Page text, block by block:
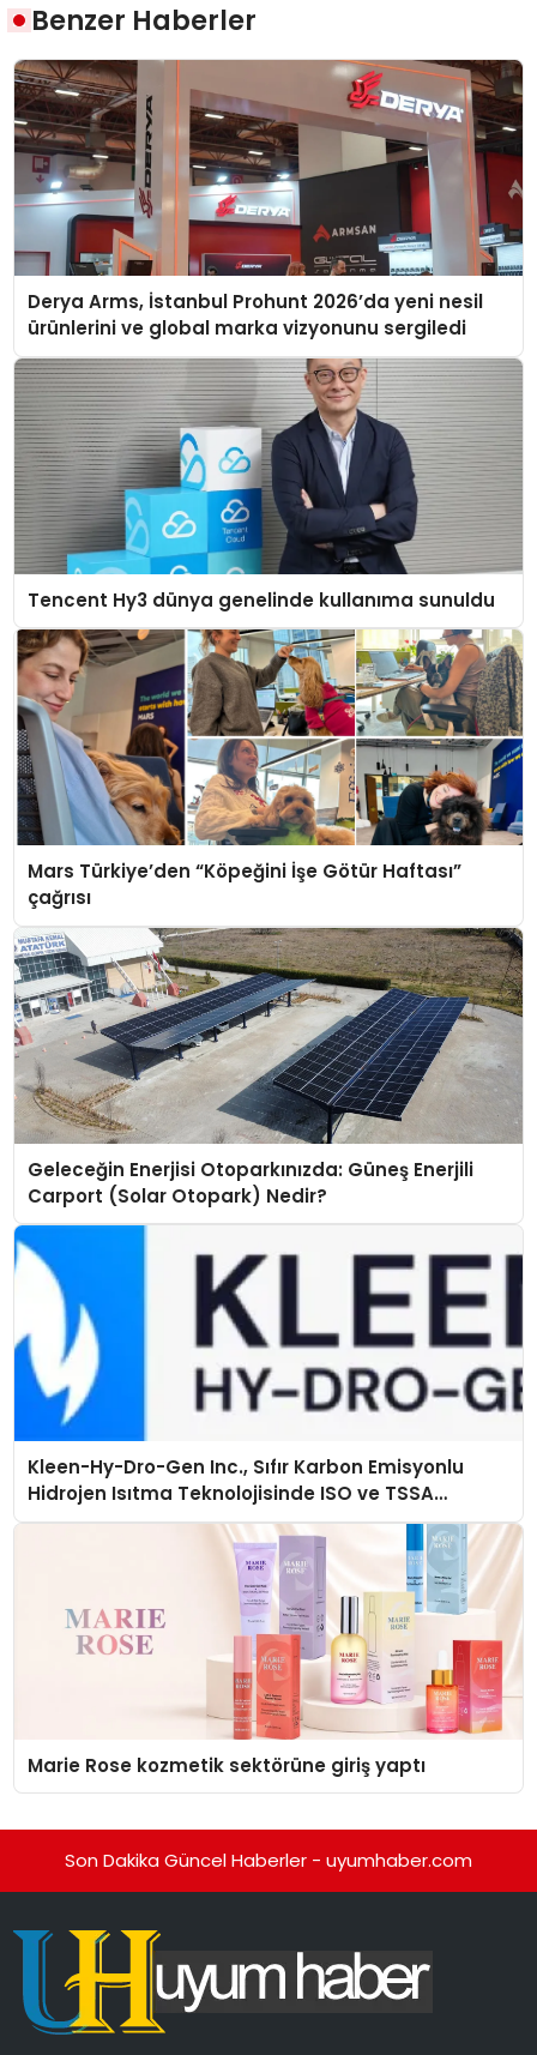
Benzer Haberler
Derya Arms, İstanbul Prohunt 2026’da yeni nesil
ürünlerini ve global marka vizyonunu sergiledi
Tencent Hy3 dünya genelinde kullanıma sunuldu
Mars Türkiye’den “Köpeğini İşe Götür Haftası”
çağrısı
Geleceğin Enerjisi Otoparkınızda: Güneş Enerjili
Carport (Solar Otopark) Nedir?
Kleen-Hy-Dro-Gen Inc., Sıfır Karbon Emisyonlu
Hidrojen Isıtma Teknolojisinde ISO ve TSSA
Düzenleyici Onaylarını Aldı
Marie Rose kozmetik sektörüne giriş yaptı
Son Dakika Güncel Haberler - uyumhaber.com